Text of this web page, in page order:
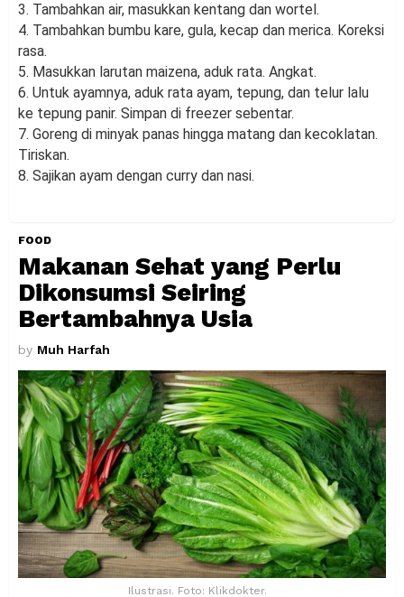
3. Tambahkan air, masukkan kentang dan wortel.
4. Tambahkan bumbu kare, gula, kecap dan merica. Koreksi
rasa.
5. Masukkan larutan maizena, aduk rata. Angkat.
6. Untuk ayamnya, aduk rata ayam, tepung, dan telur lalu
ke tepung panir. Simpan di freezer sebentar.
7. Goreng di minyak panas hingga matang dan kecoklatan.
Tiriskan.
8. Sajikan ayam dengan curry dan nasi.
FOOD
Makanan Sehat yang Perlu
Dikonsumsi Seiring
Bertambahnya Usia
by Muh Harfah
Ilustrasi. Foto: Klikdokter.